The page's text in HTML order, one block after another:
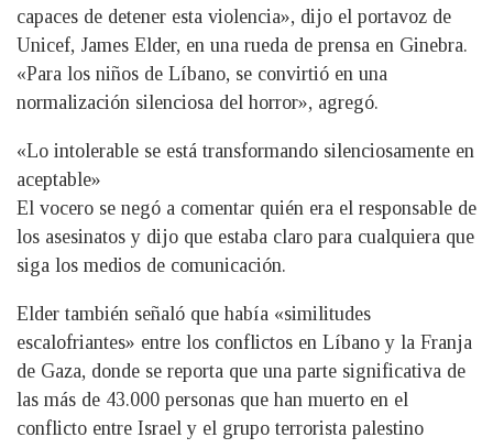
capaces de detener esta violencia», dijo el portavoz de
Unicef, James Elder, en una rueda de prensa en Ginebra.
«Para los niños de Líbano, se convirtió en una
normalización silenciosa del horror», agregó.
«Lo intolerable se está transformando silenciosamente en
aceptable»
El vocero se negó a comentar quién era el responsable de
los asesinatos y dijo que estaba claro para cualquiera que
siga los medios de comunicación.
Elder también señaló que había «similitudes
escalofriantes» entre los conflictos en Líbano y la Franja
de Gaza, donde se reporta que una parte significativa de
las más de 43.000 personas que han muerto en el
conflicto entre Israel y el grupo terrorista palestino